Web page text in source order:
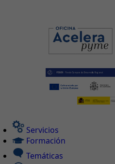
Servicios
Formación
Temáticas